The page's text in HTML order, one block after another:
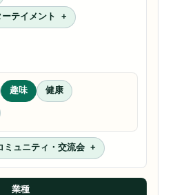
テイメント
趣味 健康
ミュニティ・交流会
業種